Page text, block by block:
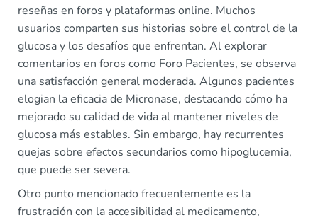
reseñas en foros y plataformas online. Muchos
usuarios comparten sus historias sobre el control de la
glucosa y los desafíos que enfrentan. Al explorar
comentarios en foros como Foro Pacientes, se observa
una satisfacción general moderada. Algunos pacientes
elogian la eficacia de Micronase, destacando cómo ha
mejorado su calidad de vida al mantener niveles de
glucosa más estables. Sin embargo, hay recurrentes
quejas sobre efectos secundarios como hipoglucemia,
que puede ser severa.
Otro punto mencionado frecuentemente es la
frustración con la accesibilidad al medicamento,